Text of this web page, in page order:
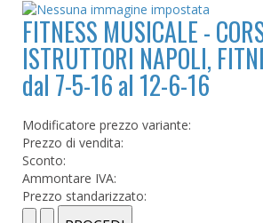
FITNESS MUSICALE -
ISTRUTTORI NAPOLI,
dal 7-5-16 al 12-6-16
Modificatore prezzo variante:
Prezzo di vendita:
Sconto:
Ammontare IVA:
Prezzo standarizzato: